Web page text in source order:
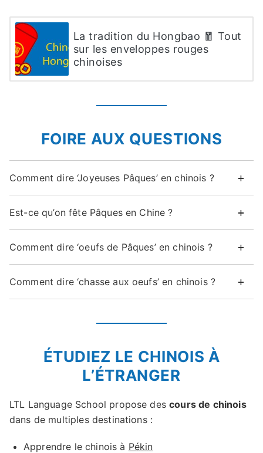
La tradition du Hongbao 🧧 Tout
sur les enveloppes rouges
chinoises
FOIRE AUX QUESTIONS
Comment dire ‘Joyeuses Pâques’ en chinois ?
Est-ce qu’on fête Pâques en Chine ?
Comment dire ‘oeufs de Pâques’ en chinois ?
Comment dire ‘chasse aux oeufs’ en chinois ?
ÉTUDIEZ LE CHINOIS À
L’ÉTRANGER
LTL Language School propose descours de chinois
dans de multiples destinations :
Apprendre le chinois à Pékin